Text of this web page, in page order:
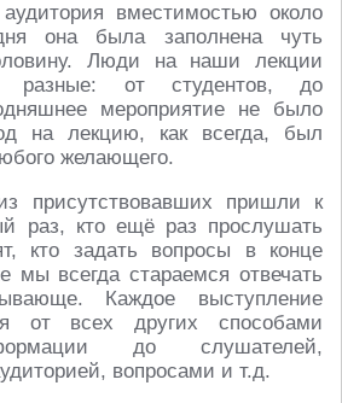
вместимостью около
она была заполнена чуть
Люди на наши лекции
разные: от студентов, до
мероприятие не было
на лекцию, как всегда, был
желающего.
присутствовавших пришли к
раз, кто ещё раз прослушать
кто задать вопросы в конце
мы всегда стараемся отвечать
Каждое выступление
от всех других способами
до слушателей,
вопросами и т.д.